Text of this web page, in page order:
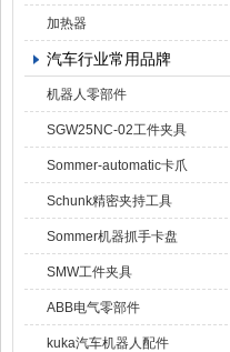
加热器
汽车行业常用品牌
机器人零部件
SGW25NC-02工件夹具
Sommer-automatic卡爪
Schunk精密夹持工具
Sommer机器抓手卡盘
SMW工件夹具
ABB电气零部件
kuka汽车机器人配件